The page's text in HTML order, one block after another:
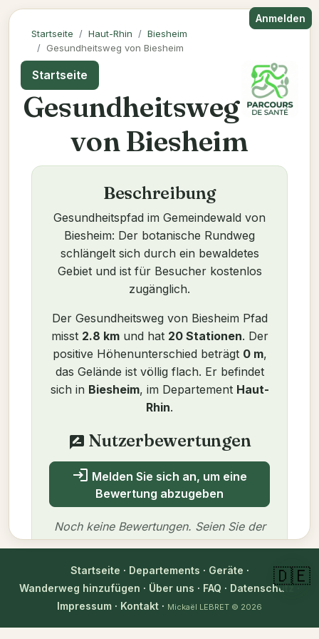
Anmelden
Startseite Haut-Rhin
Biesheim
Gesundheitsweg von Biesheim
Startseite
Gesundheitsweg
von Biesheim
Beschreibung
Gesundheitspfad im Gemeindewald von
Biesheim: Der botanische Rundweg
schlängelt sich durch ein bewaldetes
Gebiet und ist für Besucher kostenlos
zugänglich.
Der Gesundheitsweg von Biesheim Pfad
misst 2.8 kmund hat 20 Stationen. Der
positive Höhenunterschied beträgt 0 m,
das Gelände ist völlig flach. Er befindet
sich in Biesheim, im Departement Haut-
Rhin.
rate_review Nutzerbewertungen
login Melden Sie sich an, um eine
Bewertung abzugeben
Noch keine Bewertungen. Seien Sie der
Erste!
Autor
Startseite · Departements · Geräte ·
Wanderweg hinzufügen · Über uns · FAQ · Datenschutz·
Impressum · Kontakt · Mickaël LEBRET © 2026
🇩🇪